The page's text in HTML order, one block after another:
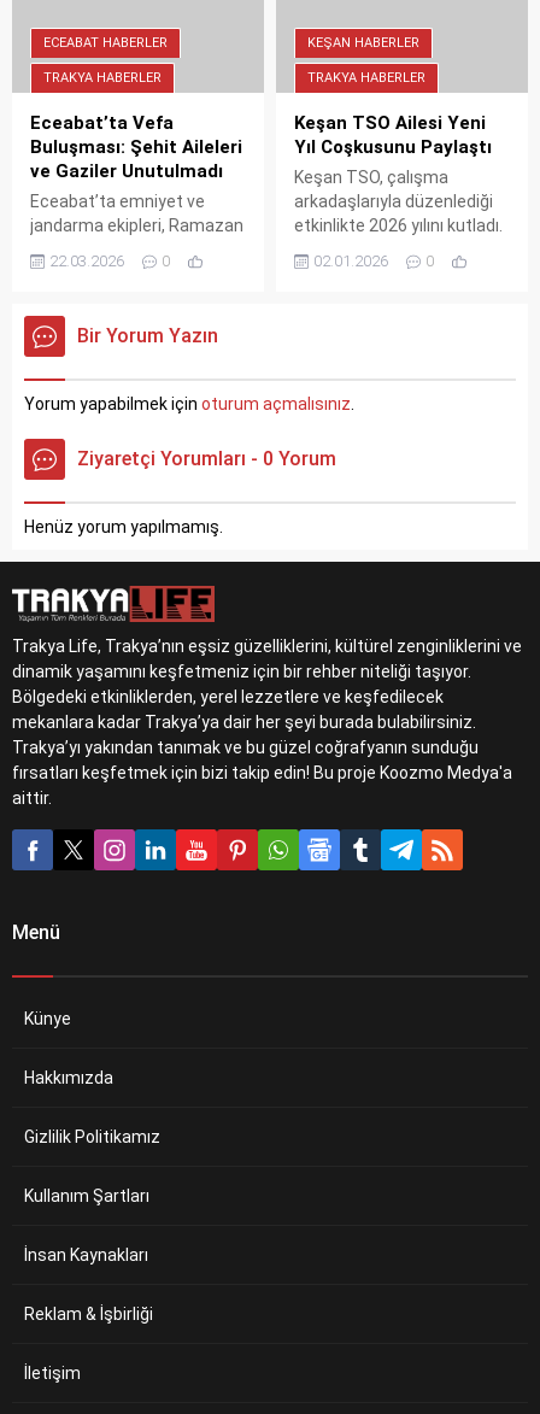
duyuruldu. Katılım ücretsiz
ve herkese açık.
rahmeti ve bereketi dilendi.
Başkanlığın bu samimi
paylaşımı sosyal medyada
geniş yankı uyandırdı.
ECEABAT HABERLER
TRAKYA HABERLER
Eceabat’ta Vefa
Buluşması: Şehit Aileleri
ve Gaziler Unutulmadı
Eceabat’ta emniyet ve
jandarma ekipleri, Ramazan
Bayramı dolayısıyla şehit
ailelerini ve gazileri
bayramlaştı. Devletin vefa
eli kahramanların hanesine
22.03.2026 0
KEŞAN HABERLER
TRAKYA HABERLER
Keşan TSO Ailesi Yeni
Yıl Coşkusunu Paylaştı
Keşan TSO, çalışma
arkadaşlarıyla düzenlediği
etkinlikte 2026 yılını kutladı.
Bölge ekonomisi için yeni
kazanımlar ve birlik
02.01.2026 0
Bir Yorum Yazın
Yorum yapabilmek için oturum açmalısınız.
Ziyaretçi Yorumları - 0 Yorum
Henüz yorum yapılmamış.
Trakya Life, Trakya’nın eşsiz güzelliklerini, kültürel zenginliklerini ve
dinamik yaşamını keşfetmeniz için bir rehber niteliği taşıyor.
Bölgedeki etkinliklerden, yerel lezzetlere ve keşfedilecek
mekanlara kadar Trakya’ya dair her şeyi burada bulabilirsiniz.
Trakya’yı yakından tanımak ve bu güzel coğrafyanın sunduğu
fırsatları keşfetmek için bizi takip edin! Bu proje Koozmo Medya'a
aittir.
Menü
Künye
Hakkımızda
Gizlilik Politikamız
Kullanım Şartları
İnsan Kaynakları
Reklam & İşbirliği
İletişim